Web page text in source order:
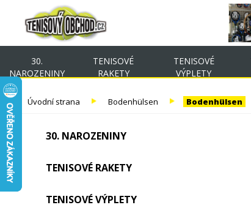
30.
NAROZENINY
TENISOVÉ
RAKETY
TENISOVÉ
VÝPLETY
Úvodní strana Bodenhülsen Bodenhülsen
30. NAROZENINY
TENISOVÉ RAKETY
TENISOVÉ VÝPLETY